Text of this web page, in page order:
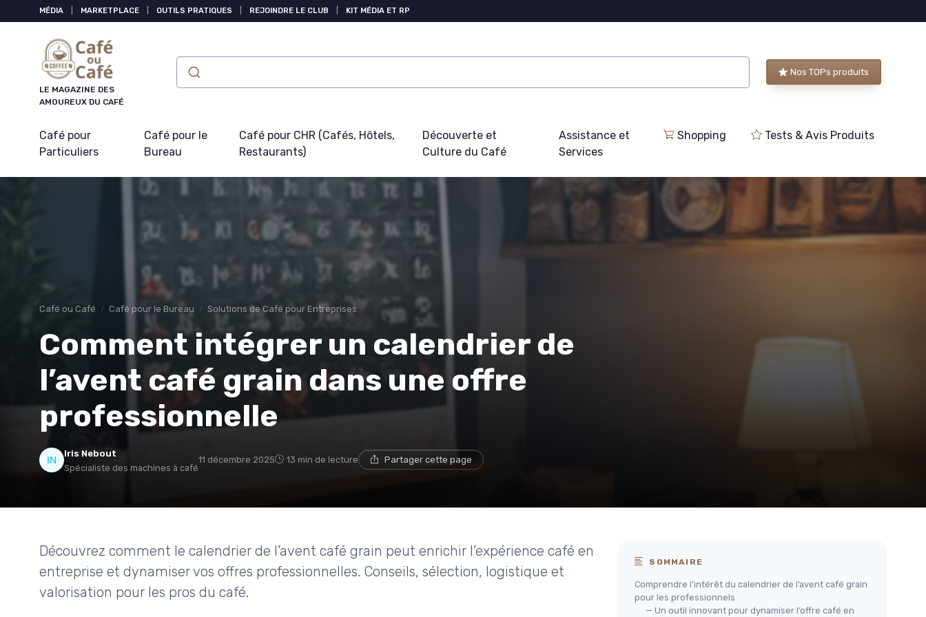
MÉDIA MARKETPLACE OUTILS PRATIQUES REJOINDRE LE CLUB KIT MÉDIA ET RP
LE MAGAZINE DES
AMOUREUX DU CAFÉ
Nos TOPs produits
Café pour
Particuliers
Café pour le
Bureau
Café pour CHR (Cafés, Hôtels,
Restaurants)
Découverte et
Culture du Café
Assistance et
Services
Shopping Tests & Avis Produits
Café ou Café Café pour le Bureau Solutions de Café pour Entreprises
Comment intégrer un calendrier de
l’avent café grain dans une offre
professionnelle
Iris Nebout
Spécialiste des machines à café
11 décembre 2025 13 min de lecture Partager cette page
Découvrez comment le calendrier de l’avent café grain peut enrichir l’expérience café en
entreprise et dynamiser vos offres professionnelles. Conseils, sélection, logistique et
valorisation pour les pros du café.
SOMMAIRE
Comprendre l’intérêt du calendrier de l’avent café grain
pour les professionnels
— Un outil innovant pour dynamiser l’offre café en
Panneau de gestion des cookies